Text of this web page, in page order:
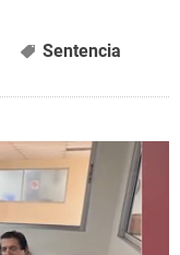
Sentencia